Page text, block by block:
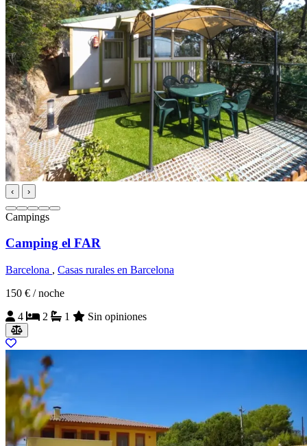
‹ ›
Campings
Camping el FAR
Barcelona , Casas rurales en Barcelona
150 € / noche
4
2 1 Sin opiniones